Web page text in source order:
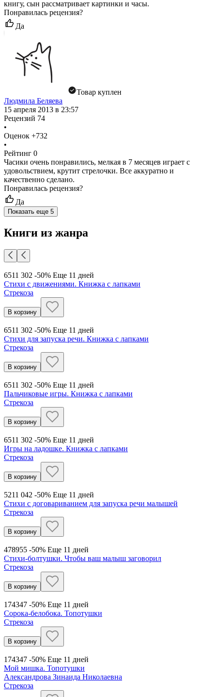
книгу, сын рассматривает картинки и часы.
Понравилась рецензия?
Да
Товар куплен
Людмила Беляева
15 апреля 2013 в 23:57
Рецензий 74
•
Оценок +732
•
Рейтинг 0
Часики очень понравились, мелкая в 7 месяцев играет с
удовольствием, крутит стрелочки. Все аккуратно и
качественно сделано.
Понравилась рецензия?
Да
Показать еще 5
Книги из жанра
6511 302 -50% Еще 11 дней
Стихи с движениями. Книжка с лапками
Стрекоза
В корзину
6511 302 -50% Еще 11 дней
Стихи для запуска речи. Книжка с лапками
Стрекоза
В корзину
6511 302 -50% Еще 11 дней
Пальчиковые игры. Книжка с лапками
Стрекоза
В корзину
6511 302 -50% Еще 11 дней
Игры на ладошке. Книжка с лапками
Стрекоза
В корзину
5211 042 -50% Еще 11 дней
Стихи с договариванием для запуска речи малышей
Стрекоза
В корзину
478955 -50% Еще 11 дней
Стихи-болтушки. Чтобы ваш малыш заговорил
Стрекоза
В корзину
174347 -50% Еще 11 дней
Сорока-белобока. Топотушки
Стрекоза
В корзину
174347 -50% Еще 11 дней
Мой мишка. Топотушки
Александрова Зинаида Николаевна
Стрекоза